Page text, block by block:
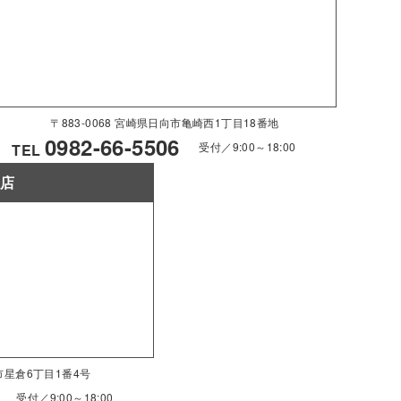
〒883-0068 宮崎県日向市亀崎西1丁目18番地
TEL0982-66-5506 受付／9:00～18:00
倉6丁目1番4号
受付／9:00～18:00